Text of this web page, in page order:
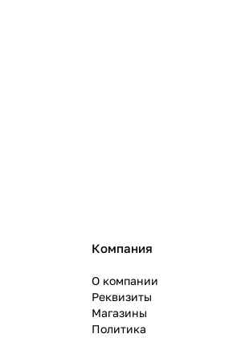
Компания
О компании
Реквизиты
Магазины
Политика